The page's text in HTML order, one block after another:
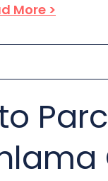
Özellikle,
düşmesi,
More >